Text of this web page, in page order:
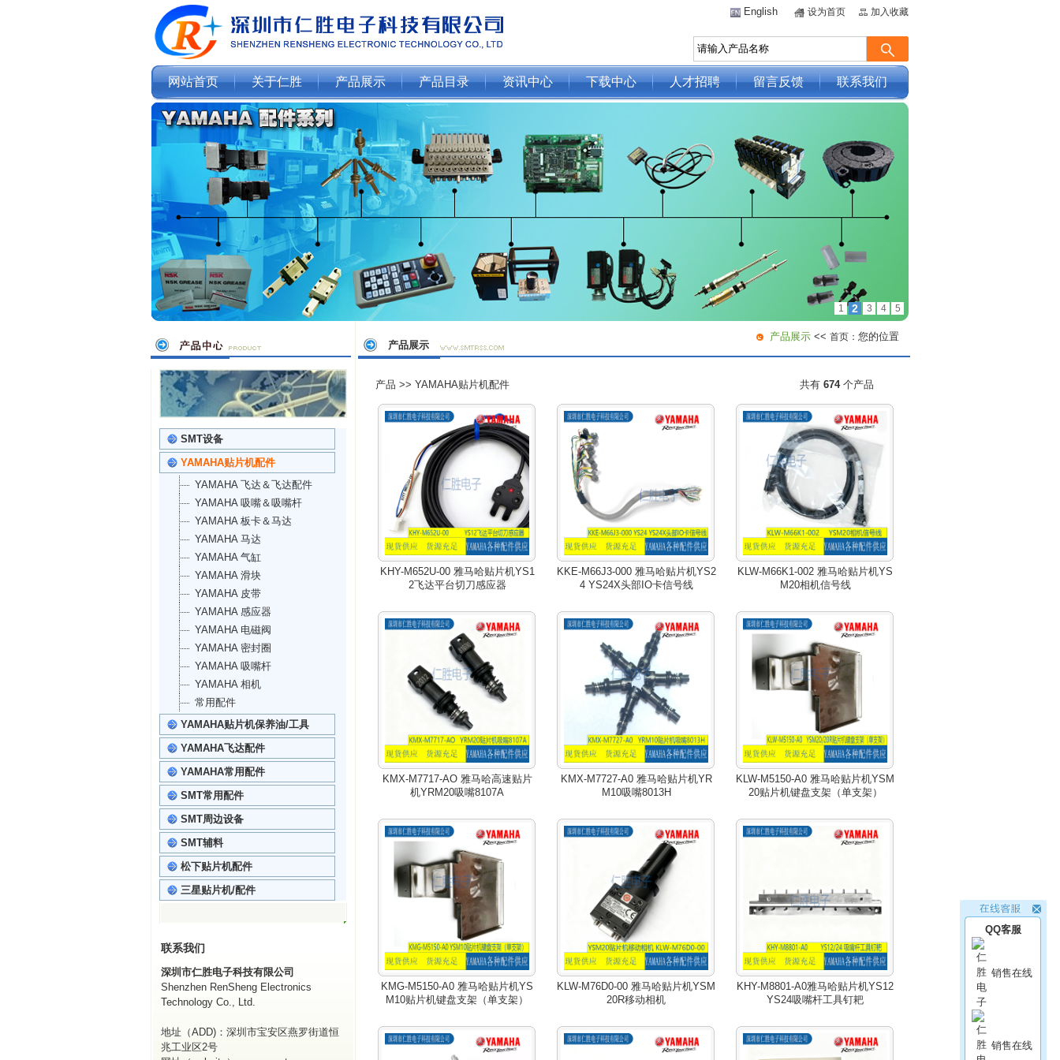
English 设为首页 加入收藏
网站首页 关于仁胜 产品展示 产品目录 资讯中心 下载中心 人才招聘 留言反馈 联系我们
1 2 3 4 5
SMT设备
YAMAHA贴片机配件
YAMAHA 飞达＆飞达配件
YAMAHA 吸嘴＆吸嘴杆
YAMAHA 板卡＆马达
YAMAHA 马达
YAMAHA 气缸
YAMAHA 滑块
YAMAHA 皮带
YAMAHA 感应器
YAMAHA 电磁阀
YAMAHA 密封圈
YAMAHA 吸嘴杆
YAMAHA 相机
常用配件
YAMAHA贴片机保养油/工具
YAMAHA飞达配件
YAMAHA常用配件
SMT常用配件
SMT周边设备
SMT辅料
松下贴片机配件
三星贴片机/配件
联系我们
深圳市仁胜电子科技有限公司
Shenzhen RenSheng Electronics
Technology Co., Ltd.
地址（ADD)：深圳市宝安区燕罗街道恒
兆工业区2号
产品展示
产品展示<< 首页： 您的位置
共有 674个产品
产品 >> YAMAHA贴片机配件
KHY-M652U-00 雅马哈贴片机YS1
2飞达平台切刀感应器
KKE-M66J3-000 雅马哈贴片机YS2
4 YS24X头部IO卡信号线
KLW-M66K1-002 雅马哈贴片机YS
M20相机信号线
KMX-M7717-AO 雅马哈高速贴片
机YRM20吸嘴8107A
KMX-M7727-A0 雅马哈贴片机YR
M10吸嘴8013H
KLW-M5150-A0 雅马哈贴片机YSM
20贴片机键盘支架（单支架）
KMG-M5150-A0 雅马哈贴片机YS
M10贴片机键盘支架（单支架）
KLW-M76D0-00 雅马哈贴片机YSM
20R移动相机
KHY-M8801-A0雅马哈贴片机YS12
YS24吸嘴杆工具钉耙
QQ客服
销售在线
销售在线